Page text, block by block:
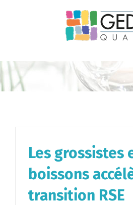
Les grossistes
boissons
transition RSE